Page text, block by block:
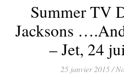
Summer TV
Jacksons
– Jet, 24
25 janvier 2015 /